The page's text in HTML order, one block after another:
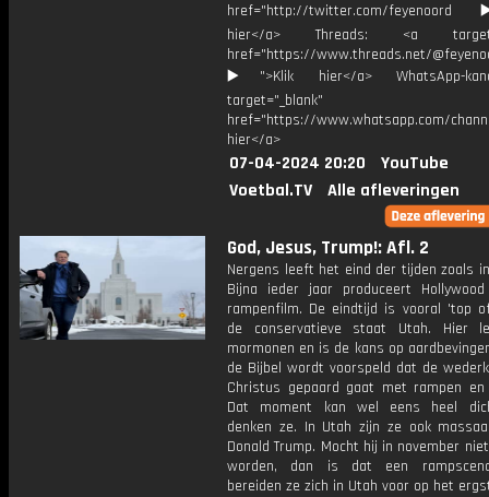
href="http://twitter.com/
hier</a> Threads: <a
href="https://www.threads.net/
▶️">Klik hier</a> WhatsApp-
target="_blank"
href="https://www.whatsapp.com/
hier</a>
07-04-2024 20:20
YouTube
Voetbal.TV
Alle afleveringen
God, Jesus, Trump!: Afl. 2
Nergens leeft het eind der tijden zoals
Bijna ieder jaar produceert
rampenfilm. De eindtijd is vooral 'top
de conservatieve staat Utah. Hier
mormonen en is de kans op
de Bijbel wordt voorspeld dat de
Christus gepaard gaat met rampen en
Dat moment kan wel eens heel
denken ze. In Utah zijn ze ook
Donald Trump. Mocht hij in november
worden, dan is dat een
bereiden ze zich in Utah voor op het